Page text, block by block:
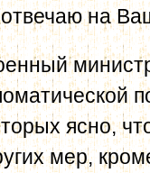
на
ясно,
мер,